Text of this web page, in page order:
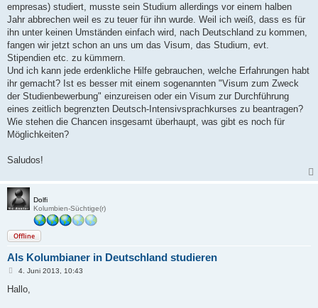
empresas) studiert, musste sein Studium allerdings vor einem halben
Jahr abbrechen weil es zu teuer für ihn wurde. Weil ich weiß, dass es für
ihn unter keinen Umständen einfach wird, nach Deutschland zu kommen,
fangen wir jetzt schon an uns um das Visum, das Studium, evt.
Stipendien etc. zu kümmern.
Und ich kann jede erdenkliche Hilfe gebrauchen, welche Erfahrungen habt
ihr gemacht? Ist es besser mit einem sogenannten "Visum zum Zweck
der Studienbewerbung" einzureisen oder ein Visum zur Durchführung
eines zeitlich begrenzten Deutsch-Intensivsprachkurses zu beantragen?
Wie stehen die Chancen insgesamt überhaupt, was gibt es noch für
Möglichkeiten?
Saludos!
Dolfi
Kolumbien-Süchtige(r)
Offline
Als Kolumbianer in Deutschland studieren
B
i
4. Juni 2013, 10:43
Hallo,